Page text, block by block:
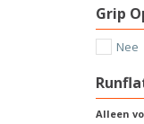
Grip
Nee
Alleen